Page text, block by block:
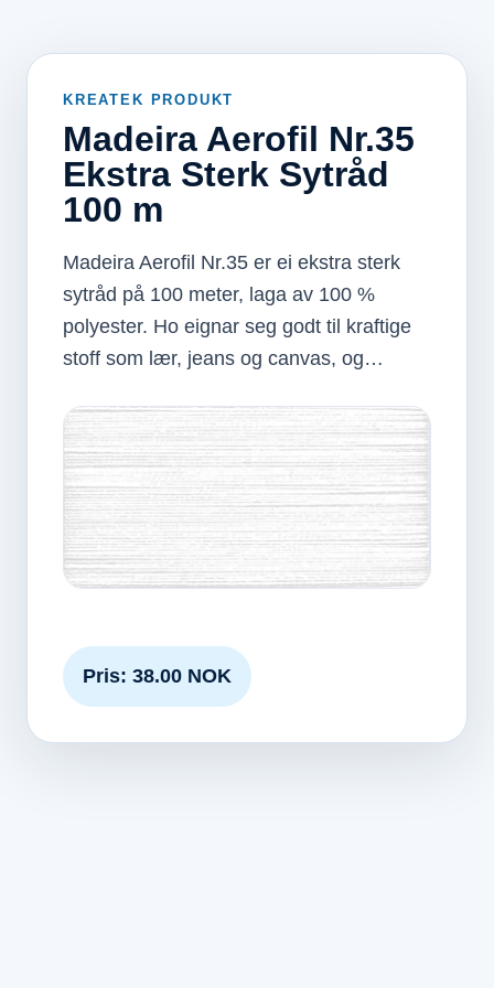
KREATEK PRODUKT
Madeira Aerofil Nr.35
Ekstra Sterk Sytråd
100 m
Madeira Aerofil Nr.35 er ei ekstra sterk
sytråd på 100 meter, laga av 100 %
polyester. Ho eignar seg godt til kraftige
stoff som lær, jeans og canvas, og…
Pris: 38.00 NOK